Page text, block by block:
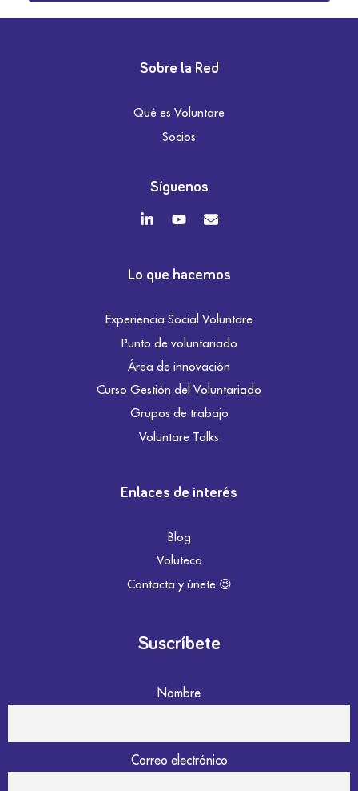
Sobre la Red
Qué es Voluntare
Socios
Síguenos
Lo que hacemos
Experiencia Social Voluntare
Punto de voluntariado
Área de innovación
Curso Gestión del Voluntariado
Grupos de trabajo
Voluntare Talks
Enlaces de interés
Blog
Voluteca
Contacta y únete 😉
Suscríbete
Nombre
Correo electrónico